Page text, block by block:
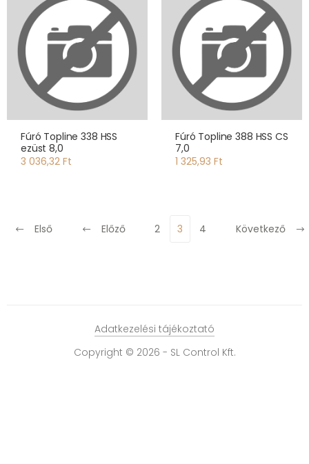
Fúró Topline 338 HSS
ezüst 8,0
3 036,32 Ft
Fúró Topline 388 HSS CS
7,0
1 325,93 Ft
Első Előző 2 3 4 Következő
Copyright © 2026 - SL Control Kft.
Adatkezelési tájékoztató